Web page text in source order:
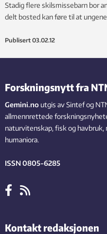
Stadig flere skilsmissebarn bor
delt bosted kan føre til at
Publisert 03.02.12
Forskningsnytt fra
Gemini.no utgis av Sintef og
allmennrettede
naturvitenskap, fisk og havbruk,
humaniora.
ISSN 0805-6285
Kontakt redaksjonen